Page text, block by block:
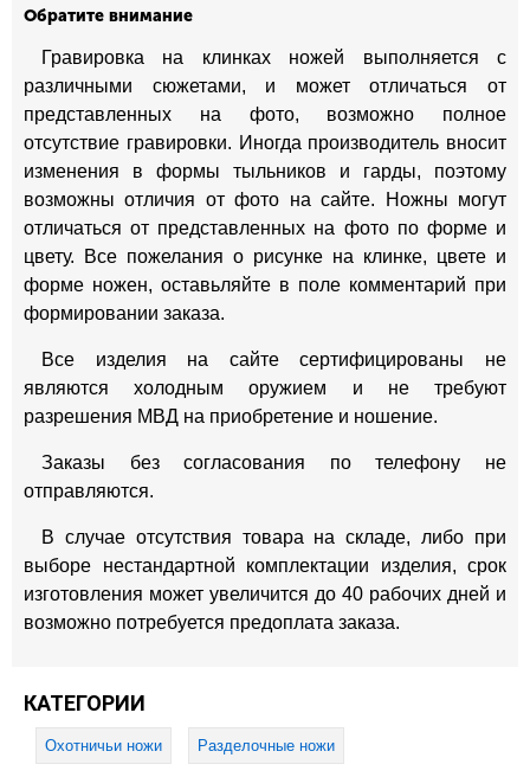
Обратите внимание
Гравировка на клинках ножей выполняется с
различными сюжетами, и может отличаться от
представленных на фото, возможно полное
отсутствие гравировки. Иногда производитель вносит
изменения в формы тыльников и гарды, поэтому
возможны отличия от фото на сайте. Ножны могут
отличаться от представленных на фото по форме и
цвету. Все пожелания о рисунке на клинке, цвете и
форме ножен, оставьляйте в поле комментарий при
формировании заказа.
Все изделия на сайте сертифицированы не
являются холодным оружием и не требуют
разрешения МВД на приобретение и ношение.
Заказы без согласования по телефону не
отправляются.
В случае отсутствия товара на складе, либо при
выборе нестандартной комплектации изделия, срок
изготовления может увеличится до 40 рабочих дней и
возможно потребуется предоплата заказа.
КАТЕГОРИИ
Охотничьи ножи Разделочные ножи